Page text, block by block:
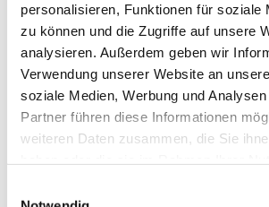
personalisieren, Funktionen für soziale
zu können und die Zugriffe auf unsere
analysieren. Außerdem geben wir
Verwendung unserer Website an
soziale Medien, Werbung und
Partner führen diese Informationen
weiteren Daten zusammen, die Sie
April 2022
Februar 2022